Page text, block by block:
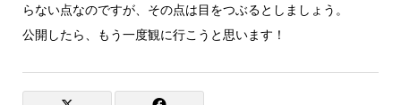
らない点なのですが、その点は目をつぶるとしましょう。
公開したら、もう一度観に行こうと思います！